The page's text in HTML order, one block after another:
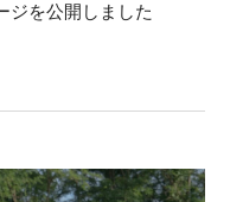
ジを公開しました